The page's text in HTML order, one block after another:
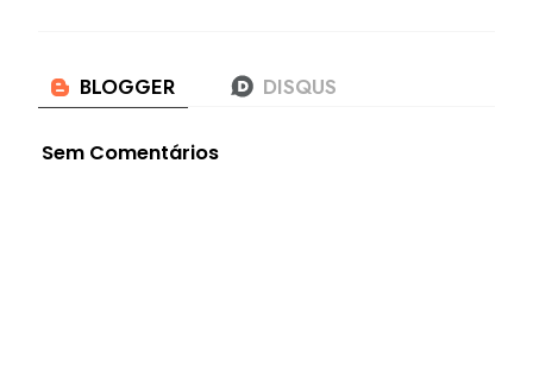
Sem Comentários